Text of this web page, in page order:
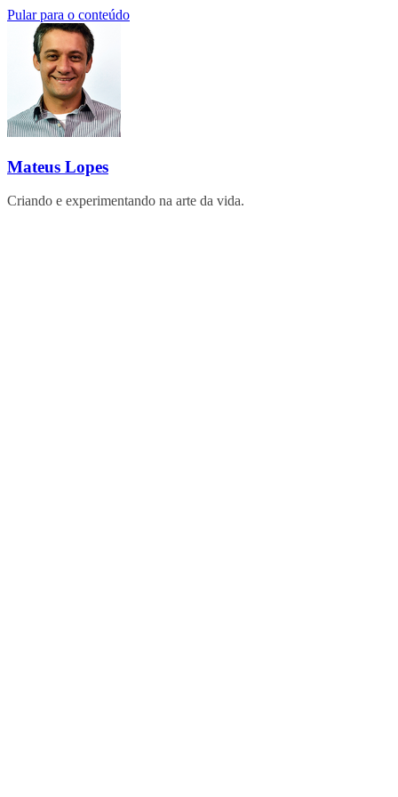
Pular para o conteúdo
Mateus Lopes
Criando e experimentando na arte da vida.